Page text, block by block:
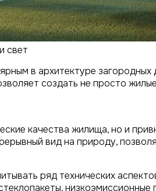
свет
в архитектуре
создать не просто
качества жилища, но и
вид на природу,
ряд технических